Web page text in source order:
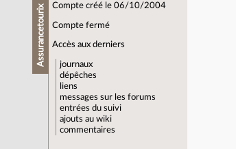
Assurancetourix Compte créé le 06/10/2004
Compte fermé
Accès aux derniers
journaux
dépêches
liens
messages sur les forums
entrées du suivi
ajouts au wiki
commentaires